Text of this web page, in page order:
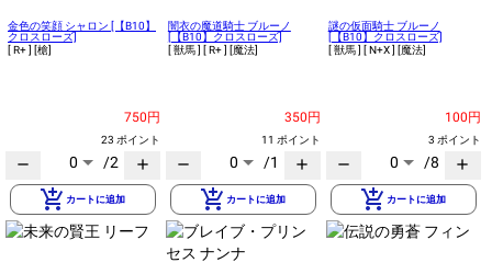
金色の笑顔 シャロン [【B10】
クロスローズ]
[ R+ ] [槍]
750円
23 ポイント
remove 0 /2 add
add_shopping_cart カートに追加
闇衣の魔道騎士 ブルーノ
[【B10】クロスローズ]
[ 獣馬 ] [ R+ ] [魔法]
350円
11 ポイント
remove 0 /1 add
add_shopping_cart カートに追加
謎の仮面騎士 ブルーノ
[【B10】クロスローズ]
[ 獣馬 ] [ N+X ] [魔法]
100円
3 ポイント
remove 0 /8 add
add_shopping_cart カートに追加